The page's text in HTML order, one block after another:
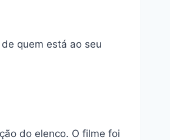
quem está ao seu
do elenco. O filme foi